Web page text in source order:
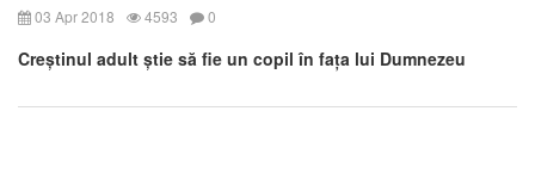
03 Apr 2018 4593 0
Creștinul adult știe să fie un copil în fața lui Dumnezeu